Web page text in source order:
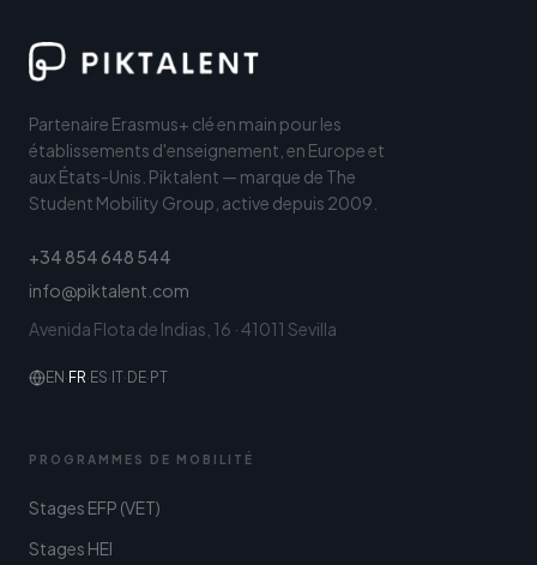
Partenaire Erasmus+ clé en main pour les
établissements d'enseignement, en Europe et
aux États-Unis. Piktalent — marque de The
Student Mobility Group, active depuis 2009.
+34 854 648 544
info@piktalent.com
Avenida Flota de Indias, 16 · 41011 Sevilla
EN · FR· ES· IT· DE· PT
PROGRAMMES DE MOBILITÉ
Stages EFP (VET)
Stages HEI